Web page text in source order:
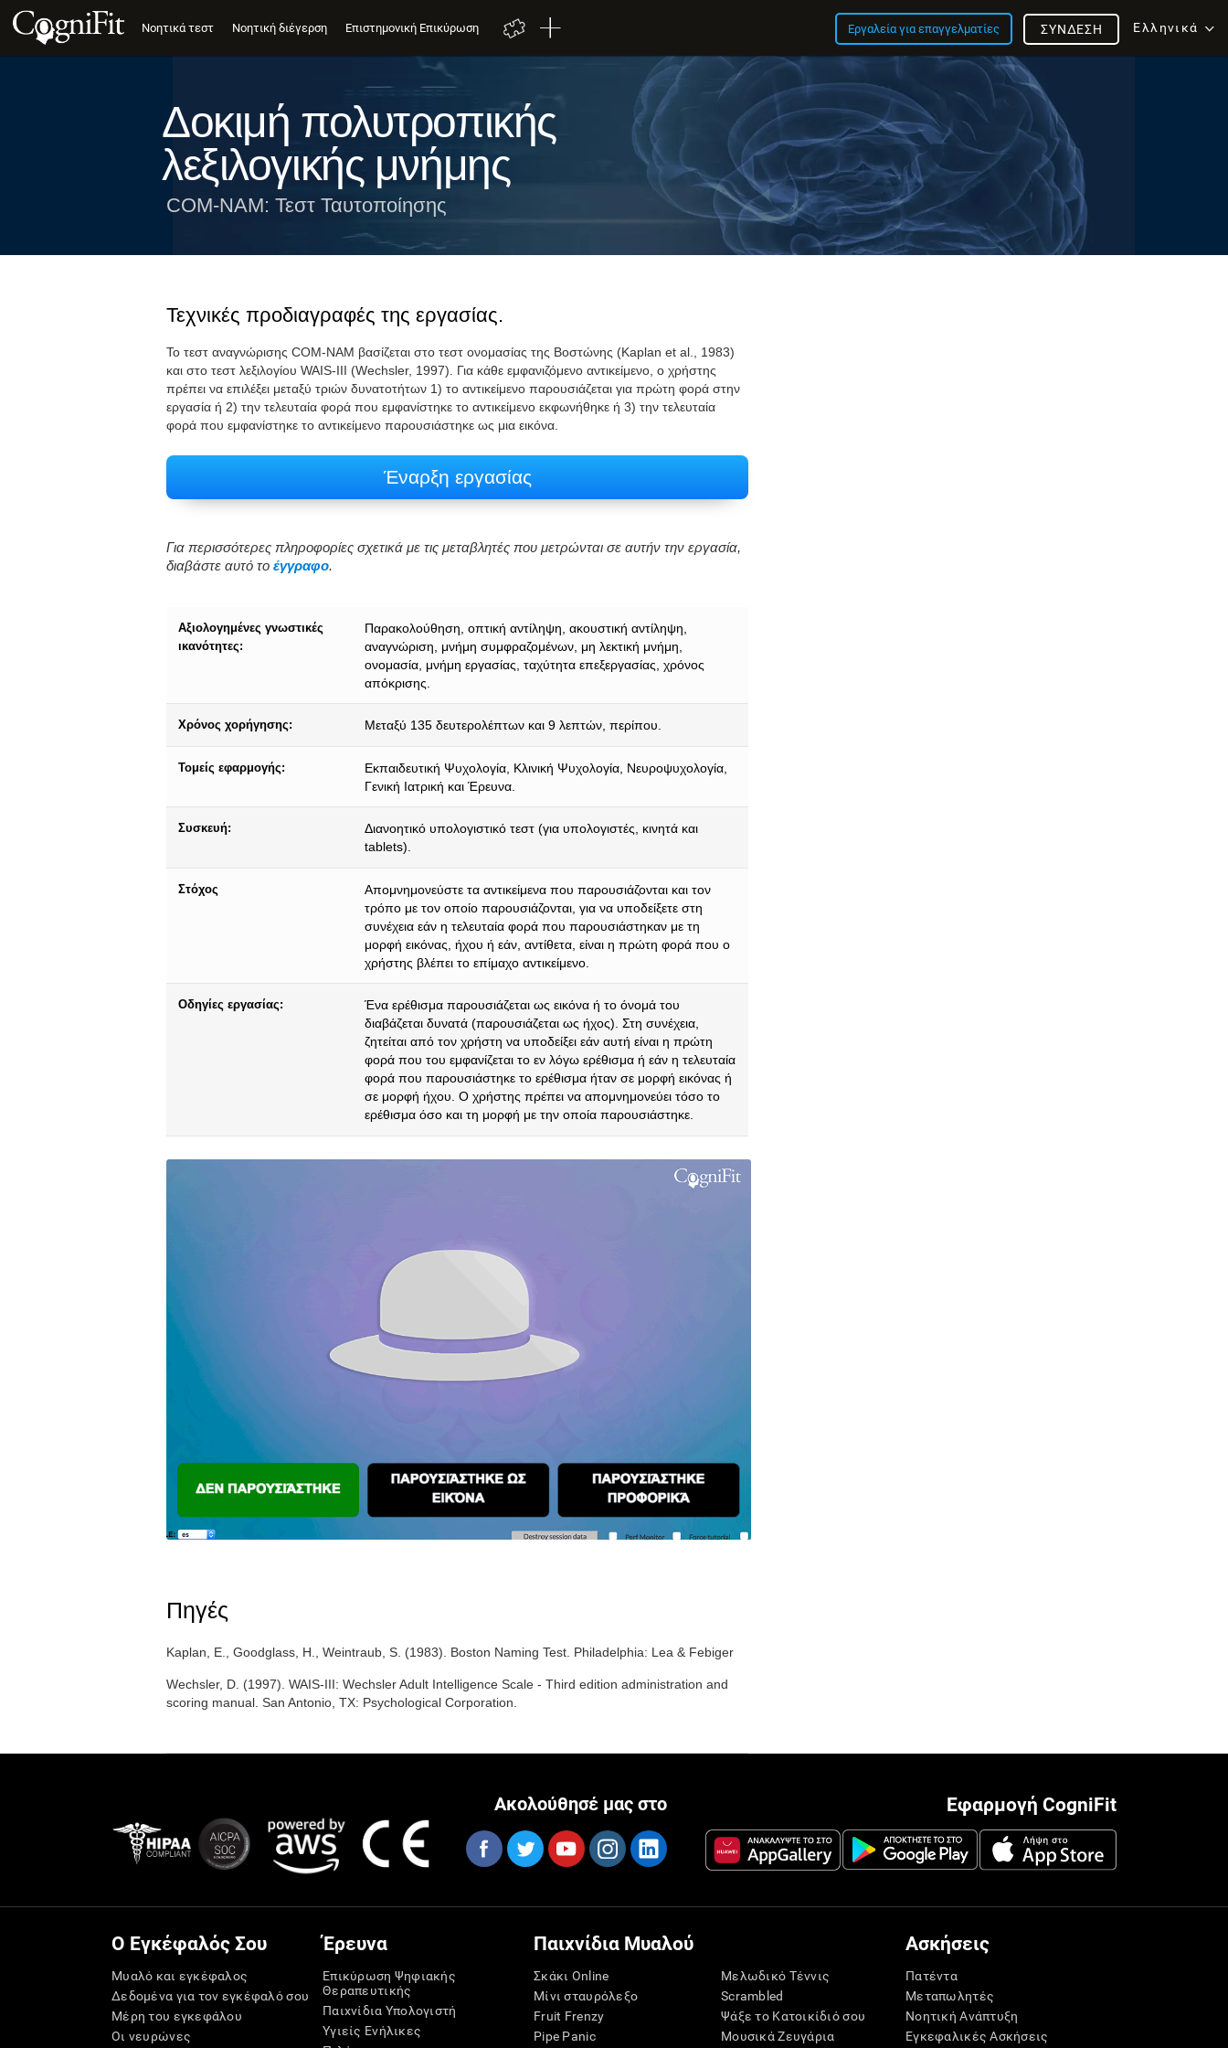
Νοητικά τεστ Νοητική διέγερση Επιστημονική Επικύρωση Εργαλεία για επαγγελματίες Ελληνικά
ΣΎΝΔΕΣΗ
Δοκιμή πολυτροπικής
λεξιλογικής μνήμης
COM-NAM: Τεστ Ταυτοποίησης
Τεχνικές προδιαγραφές της εργασίας.
Το τεστ αναγνώρισης COM-NAM βασίζεται στο τεστ ονομασίας της Βοστώνης (Kaplan et al., 1983)
και στο τεστ λεξιλογίου WAIS-III (Wechsler, 1997). Για κάθε εμφανιζόμενο αντικείμενο, ο χρήστης
πρέπει να επιλέξει μεταξύ τριών δυνατοτήτων 1) το αντικείμενο παρουσιάζεται για πρώτη φορά στην
εργασία ή 2) την τελευταία φορά που εμφανίστηκε το αντικείμενο εκφωνήθηκε ή 3) την τελευταία
φορά που εμφανίστηκε το αντικείμενο παρουσιάστηκε ως μια εικόνα.
Έναρξη εργασίας
Για περισσότερες πληροφορίες σχετικά με τις μεταβλητές που μετρώνται σε αυτήν την εργασία,
διαβάστε αυτό το έγγραφο.
Αξιολογημένες γνωστικές
ικανότητες:
Παρακολούθηση, οπτική αντίληψη, ακουστική αντίληψη,
αναγνώριση, μνήμη συμφραζομένων, μη λεκτική μνήμη,
ονομασία, μνήμη εργασίας, ταχύτητα επεξεργασίας, χρόνος
απόκρισης.
Χρόνος χορήγησης: Μεταξύ 135 δευτερολέπτων και 9 λεπτών, περίπου.
Τομείς εφαρμογής:
Εκπαιδευτική Ψυχολογία, Κλινική Ψυχολογία, Νευροψυχολογία,
Γενική Ιατρική και Έρευνα.
Συσκευή:
Διανοητικό υπολογιστικό τεστ (για υπολογιστές, κινητά και
tablets).
Στόχος
Απομνημονεύστε τα αντικείμενα που παρουσιάζονται και τον
τρόπο με τον οποίο παρουσιάζονται, για να υποδείξετε στη
συνέχεια εάν η τελευταία φορά που παρουσιάστηκαν με τη
μορφή εικόνας, ήχου ή εάν, αντίθετα, είναι η πρώτη φορά που ο
χρήστης βλέπει το επίμαχο αντικείμενο.
Οδηγίες εργασίας:
Ένα ερέθισμα παρουσιάζεται ως εικόνα ή το όνομά του
διαβάζεται δυνατά (παρουσιάζεται ως ήχος). Στη συνέχεια,
ζητείται από τον χρήστη να υποδείξει εάν αυτή είναι η πρώτη
φορά που του εμφανίζεται το εν λόγω ερέθισμα ή εάν η τελευταία
φορά που παρουσιάστηκε το ερέθισμα ήταν σε μορφή εικόνας ή
σε μορφή ήχου. Ο χρήστης πρέπει να απομνημονεύει τόσο το
ερέθισμα όσο και τη μορφή με την οποία παρουσιάστηκε.
Πηγές
Kaplan, E., Goodglass, H., Weintraub, S. (1983). Boston Naming Test. Philadelphia: Lea & Febiger
Wechsler, D. (1997). WAIS-III: Wechsler Adult Intelligence Scale - Third edition administration and
scoring manual. San Antonio, TX: Psychological Corporation.
Εφαρμογή CogniFit
Ακολούθησέ μας στο
Ο Εγκέφαλός Σου
Μυαλό και εγκέφαλος
Δεδομένα για τον εγκέφαλό σου
Μέρη του εγκεφάλου
Οι νευρώνες
Έρευνα
Επικύρωση Ψηφιακής
Θεραπευτικής
Παιχνίδια Υπολογιστή
Υγιείς Ενήλικες
Παιχνίδια Μυαλού
Σκάκι Online
Μίνι σταυρόλεξο
Fruit Frenzy
Pipe Panic
Μελωδικό Τέννις
Scrambled
Ψάξε το Κατοικίδιό σου
Μουσικά Ζευγάρια
Ασκήσεις
Πατέντα
Μεταπωλητές
Νοητική Ανάπτυξη
Εγκεφαλικές Ασκήσεις